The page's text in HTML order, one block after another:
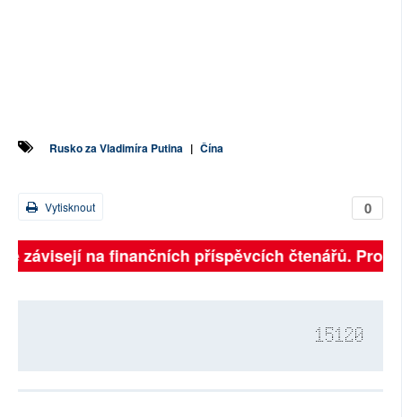
Rusko za Vladimíra Putina | Čína
0
Vytisknout
závisejí na finančních příspěvcích čtenářů.
15120